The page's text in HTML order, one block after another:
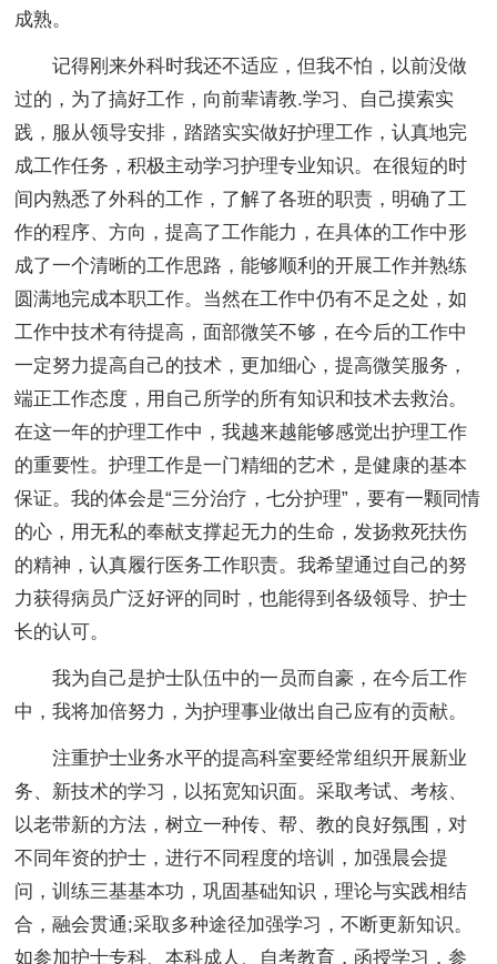
成熟。
记得刚来外科时我还不适应，但我不怕，以前没做
过的，为了搞好工作，向前辈请教.学习、自己摸索实
践，服从领导安排，踏踏实实做好护理工作，认真地完
成工作任务，积极主动学习护理专业知识。在很短的时
间内熟悉了外科的工作，了解了各班的职责，明确了工
作的程序、方向，提高了工作能力，在具体的工作中形
成了一个清晰的工作思路，能够顺利的开展工作并熟练
圆满地完成本职工作。当然在工作中仍有不足之处，如
工作中技术有待提高，面部微笑不够，在今后的工作中
一定努力提高自己的技术，更加细心，提高微笑服务，
端正工作态度，用自己所学的所有知识和技术去救治。
在这一年的护理工作中，我越来越能够感觉出护理工作
的重要性。护理工作是一门精细的艺术，是健康的基本
保证。我的体会是“三分治疗，七分护理”，要有一颗同情
的心，用无私的奉献支撑起无力的生命，发扬救死扶伤
的精神，认真履行医务工作职责。我希望通过自己的努
力获得病员广泛好评的同时，也能得到各级领导、护士
长的认可。
我为自己是护士队伍中的一员而自豪，在今后工作
中，我将加倍努力，为护理事业做出自己应有的贡献。
注重护士业务水平的提高科室要经常组织开展新业
务、新技术的学习，以拓宽知识面。采取考试、考核、
以老带新的方法，树立一种传、帮、教的良好氛围，对
不同年资的护士，进行不同程度的培训，加强晨会提
问，训练三基基本功，巩固基础知识，理论与实践相结
合，融会贯通;采取多种途径加强学习，不断更新知识。
如参加护士专科、本科成人、自考教育，函授学习，参